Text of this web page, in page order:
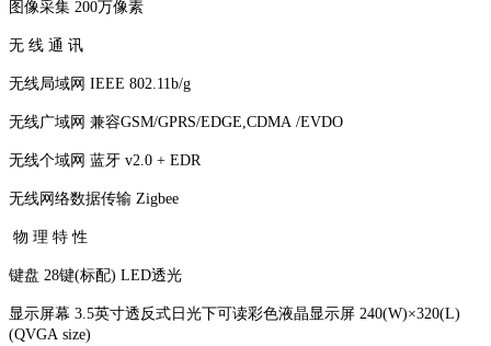
图像采集 200万像素
无 线 通 讯
无线局域网 IEEE 802.11b/g
无线广域网 兼容GSM/GPRS/EDGE,CDMA /EVDO
无线个域网 蓝牙 v2.0 + EDR
无线网络数据传输 Zigbee
物 理 特 性
键盘 28键(标配) LED透光
显示屏幕 3.5英寸透反式日光下可读彩色液晶显示屏 240(W)×320(L)
(QVGA size)